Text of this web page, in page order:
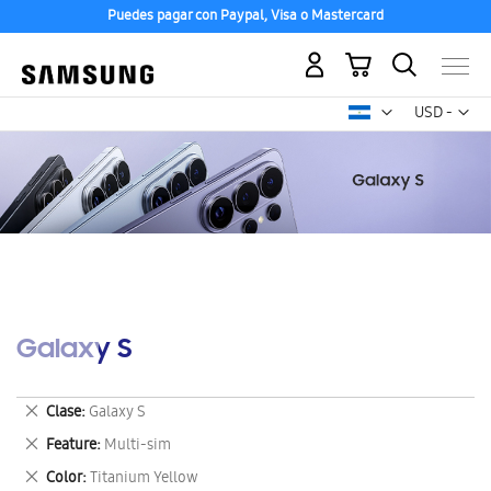
Puedes pagar con Paypal, Visa o Mastercard
USD -
dólar
Mi carrito
Galaxy S
Clase Galaxy S
Eliminar
este
artículo
Feature Multi-sim
Eliminar
este
Color Titanium Yellow
Eliminar